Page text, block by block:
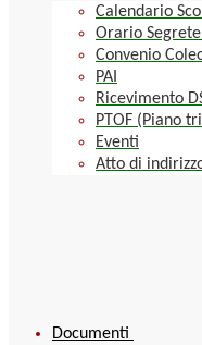
Calendario
Orario
Convenio
PAI
Ricevimento
PTOF (Piano
Eventi
Atto di
Documenti